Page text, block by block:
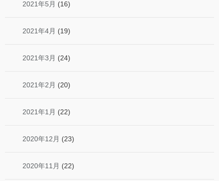
2021年5月 (16)
2021年4月 (19)
2021年3月 (24)
2021年2月 (20)
2021年1月 (22)
2020年12月 (23)
2020年11月 (22)